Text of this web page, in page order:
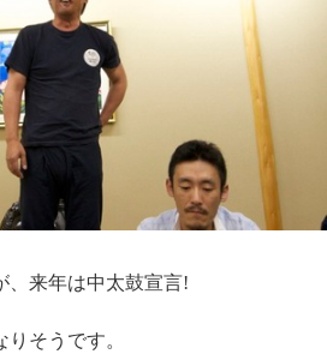
、来年は中太鼓宣言!
そうです。